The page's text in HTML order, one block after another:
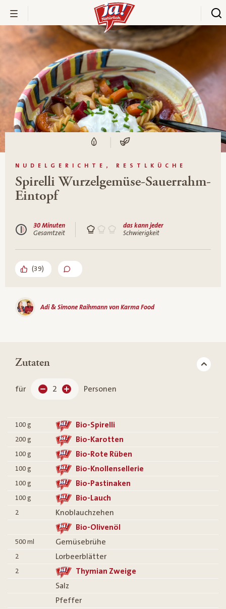
NUDELGERICHTE, RESTLKÜCHE
Spirelli Wurzelgemüse-Sauerrahm-
Eintopf
30 Minuten
Gesamtzeit
das kann jeder
Schwierigkeit
(39)
Adi & Simone Raihmann von Karma Food
Zutaten
für 2 Personen
100 g Bio-Spirelli
200 g Bio-Karotten
100 g Bio-Rote Rüben
100 g Bio-Knollensellerie
100 g Bio-Pastinaken
100 g Bio-Lauch
2
Knoblauchzehen
Bio-Olivenöl
500 ml Gemüsebrühe
2 Lorbeerblätter
2
Thymian Zweige
Salz
Pfeffer